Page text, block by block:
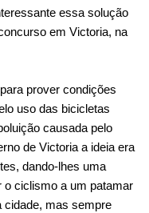
97% das
violência
A mesma
durante seus
mulheres negras
mais. Isso não é
essa solução
em Victoria, na
prover condições
uso das bicicletas
causada pelo
de Victoria a ideia era
dando-lhes uma
o ciclismo a um patamar
cidade, mas sempre